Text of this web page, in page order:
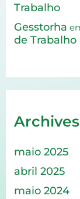
Trabalho
Gesstorha
de Trabalho
Archives
maio 2025
abril 2025
maio 2024